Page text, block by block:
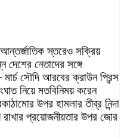
আন্তর্জাতিক স্তরেও সক্রিয়
দেশের নেতাদের সঙ্গে
সৌদি আরবের ক্রাউন প্রিন্স
নিয়ে মতবিনিময় করেন
উপর হামলার তীব্র নিন্দা
রাখার প্রয়োজনীয়তার উপর জোর